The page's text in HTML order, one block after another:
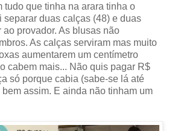
tudo que tinha na arara tinha o
separar duas calças (48) e duas
ao provador. As blusas não
As calças serviram mas muito
aumentarem um centímetro
cabem mais... Não quis pagar R$
só porque cabia (sabe-se lá até
assim. E ainda não tinham um